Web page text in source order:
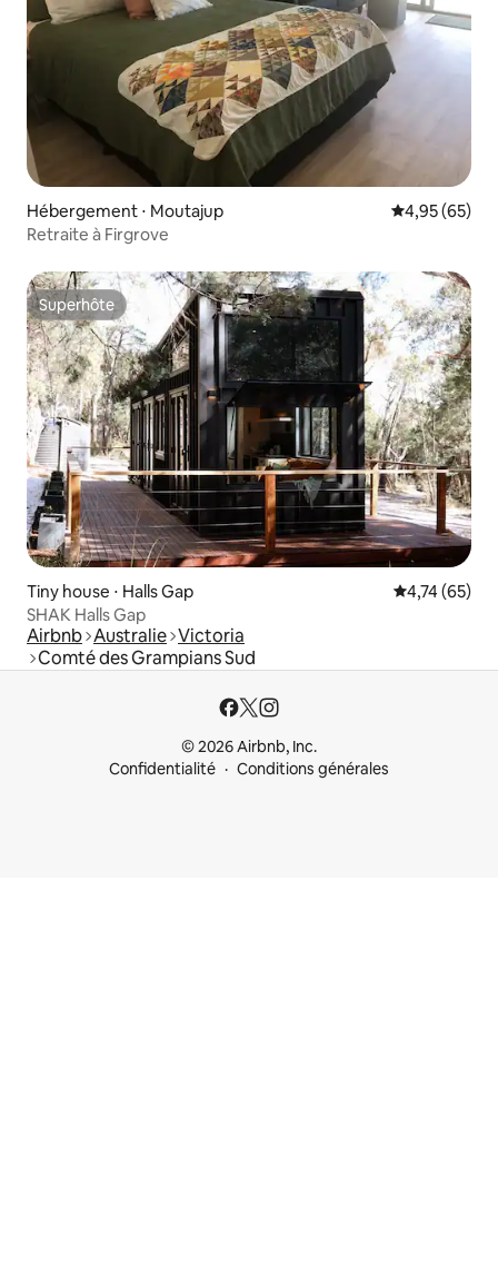
Hébergement ⋅ Moutajup Évaluation
4,95 (65)
Retraite à Firgrove
Superhôte
Superhôte
Tiny house ⋅ Halls Gap Évaluation
4,74 (65)
SHAK Halls Gap
Airbnb Australie Victoria
Comté des Grampians Sud
© 2026 Airbnb, Inc.
Confidentialité
Conditions générales